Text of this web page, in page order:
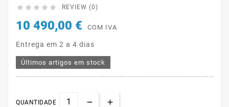
     REVIEW (0)
10 490,00 € COM IVA
Entrega em 2 a 4 dias
Últimos artigos em stock
QUANTIDADE